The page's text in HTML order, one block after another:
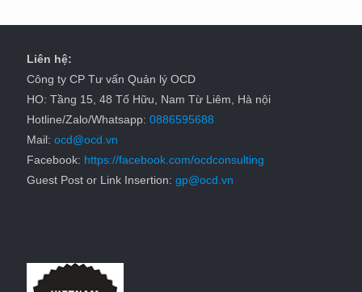
Liên hệ:
Công ty CP Tư vấn Quản lý OCD
HO: Tầng 15, 48 Tố Hữu, Nam Từ Liêm, Hà nội
Hotline/Zalo/Whatsapp: 0886595688
Mail: ocd@ocd.vn
Facebook: https://facebook.com/ocdconsulting
Guest Post or Link Insertion: gp@ocd.vn